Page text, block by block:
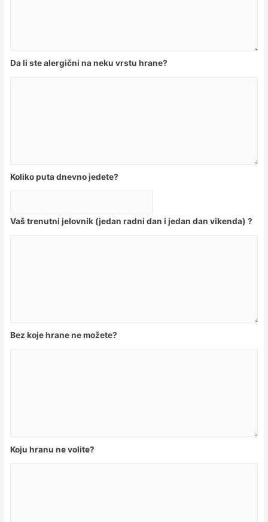
Da li ste alergični na neku vrstu hrane?
Koliko puta dnevno jedete?
Vaš trenutni jelovnik (jedan radni dan i jedan dan vikenda) ?
Bez koje hrane ne možete?
Koju hranu ne volite?